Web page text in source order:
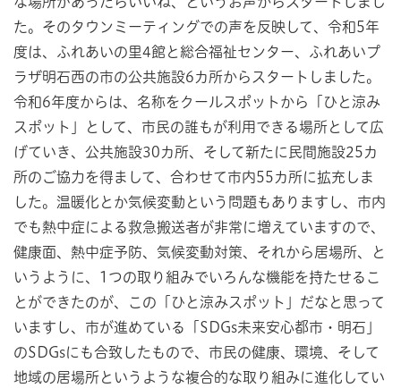
た。そのタウンミーティングでの声を反映して、令和5年
度は、ふれあいの里4館と総合福祉センター、ふれあいプ
ラザ明石西の市の公共施設6カ所からスタートしました。
令和6年度からは、名称をクールスポットから「ひと涼み
スポット」として、市民の誰もが利用できる場所として広
げていき、公共施設30カ所、そして新たに民間施設25カ
所のご協力を得まして、合わせて市内55カ所に拡充しま
した。温暖化とか気候変動という問題もありますし、市内
でも熱中症による救急搬送者が非常に増えていますので、
健康面、熱中症予防、気候変動対策、それから居場所、と
いうように、1つの取り組みでいろんな機能を持たせるこ
とができたのが、この「ひと涼みスポット」だなと思って
いますし、市が進めている「SDGs未来安心都市・明石」
のSDGsにも合致したもので、市民の健康、環境、そして
地域の居場所というような複合的な取り組みに進化してい